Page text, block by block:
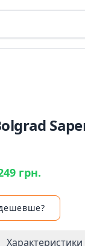
грн.
Характеристики